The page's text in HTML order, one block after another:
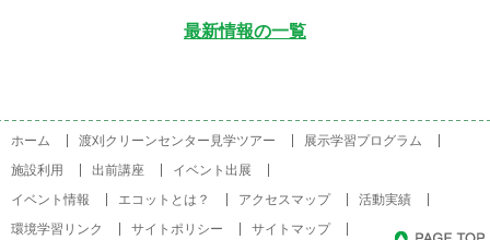
最新情報の一覧
ホーム 渡刈クリーンセンター見学ツアー
展示学習プログラム
施設利用
出前講座
イベント出展
イベント情報
エコットとは？ アクセスマップ
活動実績
環境学習リンク
サイトポリシー サイトマップ